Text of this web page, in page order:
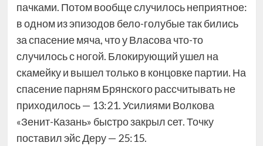
пачками. Потом вообще случилось неприятное:
в одном из эпизодов бело-голубые так бились
за спасение мяча, что у Власова что-то
случилось с ногой. Блокирующий ушел на
скамейку и вышел только в концовке партии. На
спасение парням Брянского рассчитывать не
приходилось — 13:21. Усилиями Волкова
«Зенит-Казань» быстро закрыл сет. Точку
поставил эйс Деру — 25:15.